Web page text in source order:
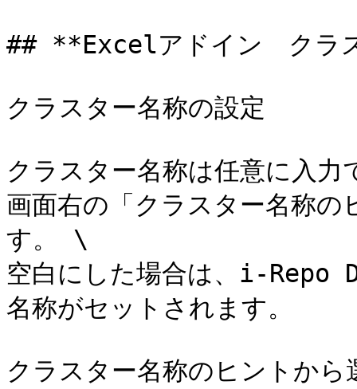
## **Excelアドイン　クラ
クラスター名称の設定
クラスター名称は任意に入
画面右の「クラスター名称
す。 \
空白にした場合は、i-Repo
名称がセットされます。
クラスター名称のヒントから